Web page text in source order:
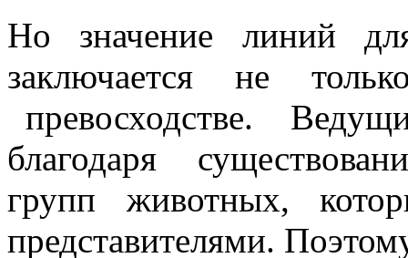
Но значение линий
заключается не
превосходстве.
благодаря
групп животных,
представителями.